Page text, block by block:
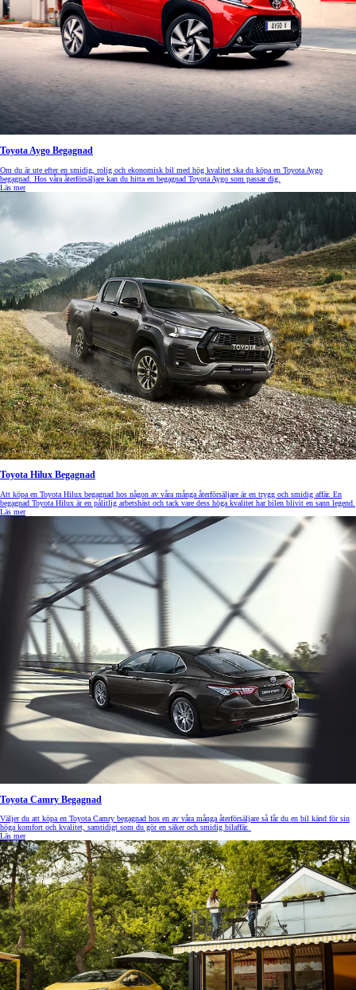
Toyota Aygo Begagnad
Om du är ute efter en smidig, rolig och ekonomisk bil med hög kvalitet ska du köpa en Toyota Aygo
begagnad. Hos våra återförsäljare kan du hitta en begagnad Toyota Aygo som passar dig.
Läs mer
Toyota Hilux Begagnad
Att köpa en Toyota Hilux begagnad hos någon av våra många återförsäljare är en trygg och smidig affär. En
begagnad Toyota Hilux är en pålitlig arbetshäst och tack vare dess höga kvalitet har bilen blivit en sann legend.
Läs mer
Toyota Camry Begagnad
Väljer du att köpa en Toyota Camry begagnad hos en av våra många återförsäljare så får du en bil känd för sin
höga komfort och kvalitet, samtidigt som du gör en säker och smidig bilaffär.
Läs mer